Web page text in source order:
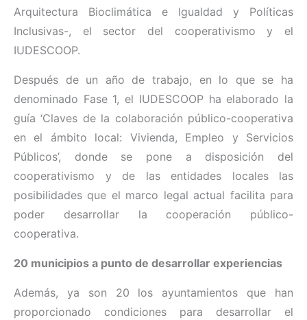
Arquitectura Bioclimática e Igualdad y Políticas
Inclusivas-, el sector del cooperativismo y el
IUDESCOOP.
Después de un año de trabajo, en lo que se ha
denominado Fase 1, el IUDESCOOP ha elaborado la
guía ‘Claves de la colaboración público-cooperativa
en el ámbito local: Vivienda, Empleo y Servicios
Públicos’, donde se pone a disposición del
cooperativismo y de las entidades locales las
posibilidades que el marco legal actual facilita para
poder desarrollar la cooperación público-
cooperativa.
20 municipios a punto de desarrollar experiencias
Además, ya son 20 los ayuntamientos que han
proporcionado condiciones para desarrollar el